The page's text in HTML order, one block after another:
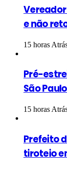
e não
15 horas
Pré-
São
15 horas
Prefeito
tiroteio